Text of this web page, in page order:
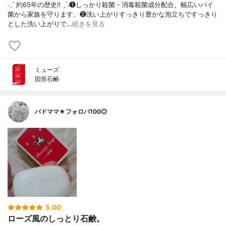
˗ˏˋ 約65年の歴史‼︎ ˎˊ˗❶しっかり殺菌・消毒殺菌成分配合。幅広いバイ
菌から家族を守ります。❷洗い上がりすっきり豊かな泡立ちですっきり
とした洗い上がりで…続きを見る
ミューズ
固形石鹸
バドママ★フォロバ100◎
5.00
ローズ風のしっとり石鹸。